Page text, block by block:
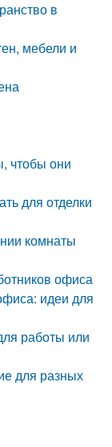
в
мебели и
чтобы они
для отделки
комнаты
офиса
идеи для
работы или
для разных